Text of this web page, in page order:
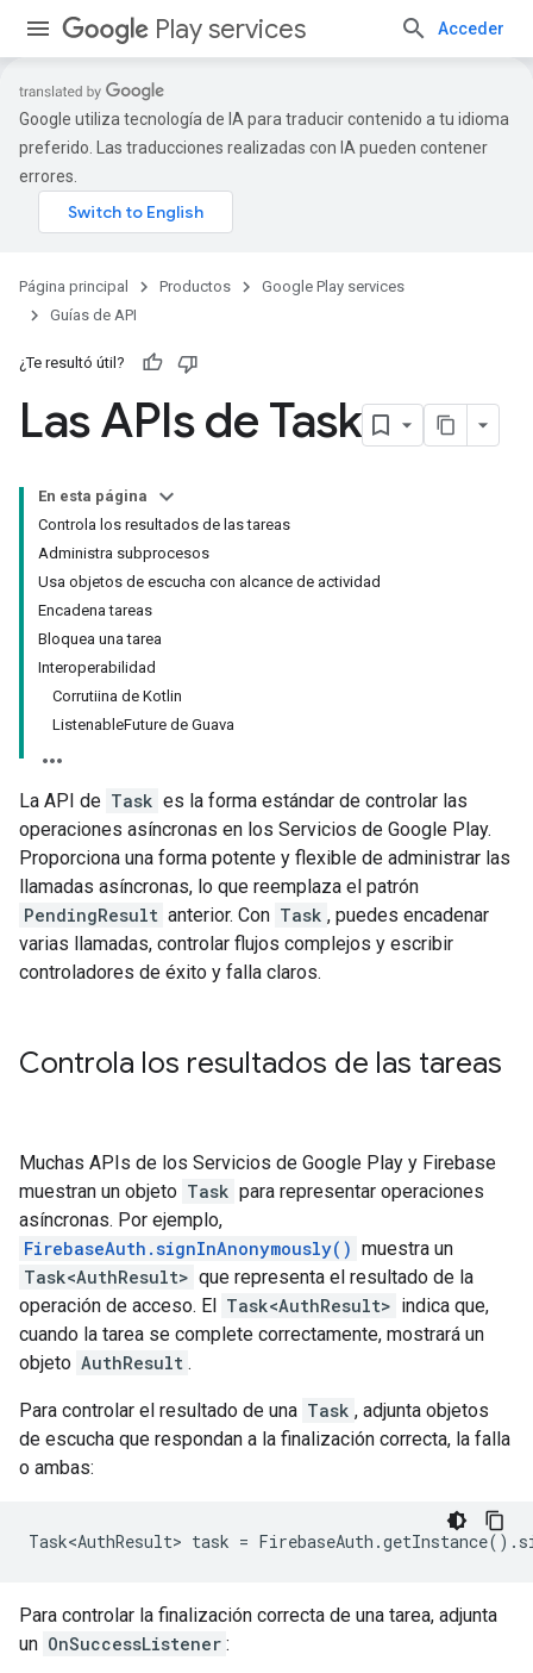
Play services Acceder
Google utiliza tecnología de IA para traducir contenido a tu idioma
preferido. Las traducciones realizadas con IA pueden contener
errores.
Página principal Productos
Google Play services
Guías de API
¿Te resultó útil?
Las APIs de Task
En esta página
Controla los resultados de las tareas
Administra subprocesos
Usa objetos de escucha con alcance de actividad
Encadena tareas
Bloquea una tarea
Interoperabilidad
Corrutiina de Kotlin
ListenableFuture de Guava
La API de Task es la forma estándar de controlar las
operaciones asíncronas en los Servicios de Google Play.
Proporciona una forma potente y flexible de administrar las
llamadas asíncronas, lo que reemplaza el patrón
PendingResult anterior. Con Task , puedes encadenar
varias llamadas, controlar flujos complejos y escribir
controladores de éxito y falla claros.
Controla los resultados de las tareas
Muchas APIs de los Servicios de Google Play y Firebase
muestran un objeto Task para representar operaciones
asíncronas. Por ejemplo,
FirebaseAuth.signInAnonymously() muestra un
Task<AuthResult> que representa el resultado de la
operación de acceso. El Task<AuthResult> indica que,
cuando la tarea se complete correctamente, mostrará un
objeto AuthResult .
Para controlar el resultado de una Task , adjunta objetos
de escucha que respondan a la finalización correcta, la falla
o ambas:
Task<AuthResult> task =
Para controlar la finalización correcta de una tarea, adjunta
un OnSuccessListener :